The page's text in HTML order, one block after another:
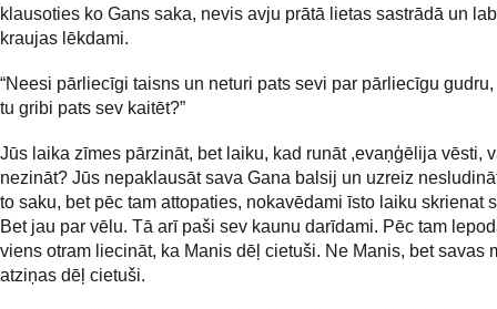
klausoties ko Gans saka, nevis avju prātā lietas sastrādā un
kraujas lēkdami.
“Neesi pārliecīgi taisns un neturi pats sevi par pārliecīgu
tu gribi pats sev kaitēt?”
Jūs laika zīmes pārzināt, bet laiku, kad runāt ,evaņģēlija vēsti,
nezināt? Jūs nepaklausāt sava Gana balsij un uzreiz
to saku, bet pēc tam attopaties, nokavēdami īsto laiku skrienat
Bet jau par vēlu. Tā arī paši sev kaunu darīdami. Pēc tam
viens otram liecināt, ka Manis dēļ cietuši. Ne Manis, bet savas
atziņas dēļ cietuši.